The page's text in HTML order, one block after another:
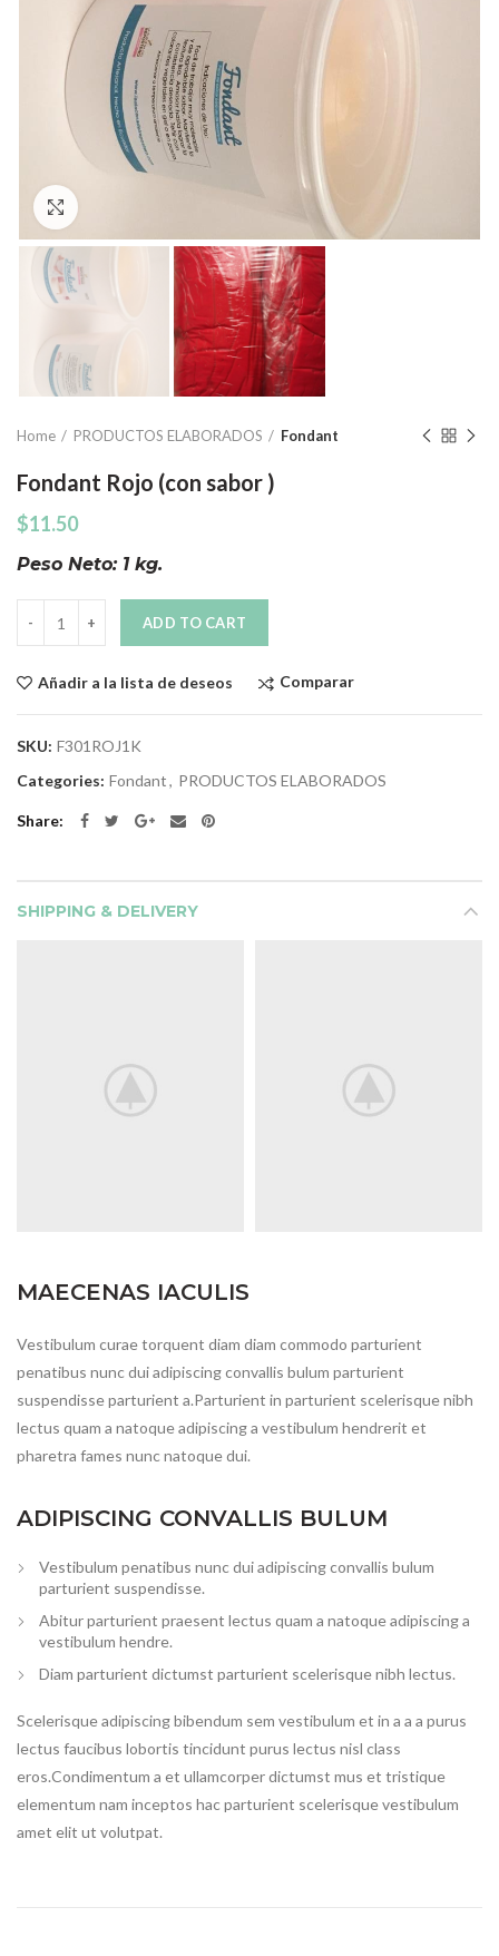
Home PRODUCTOS ELABORADOS Fondant
Fondant Rojo (con sabor )
$11.50
Peso Neto: 1 kg.
ADD TO CART
Añadir a la lista de deseos Comparar
SKU: F301ROJ1K
Categories: Fondant, PRODUCTOS ELABORADOS
Share
SHIPPING & DELIVERY
MAECENAS IACULIS
Vestibulum curae torquent diam diam commodo parturient
penatibus nunc dui adipiscing convallis bulum parturient
suspendisse parturient a.Parturient in parturient scelerisque nibh
lectus quam a natoque adipiscing a vestibulum hendrerit et
pharetra fames nunc natoque dui.
ADIPISCING CONVALLIS BULUM
Vestibulum penatibus nunc dui adipiscing convallis bulum
parturient suspendisse.
Abitur parturient praesent lectus quam a natoque adipiscing a
vestibulum hendre.
Diam parturient dictumst parturient scelerisque nibh lectus.
Scelerisque adipiscing bibendum sem vestibulum et in a a a purus
lectus faucibus lobortis tincidunt purus lectus nisl class
eros.Condimentum a et ullamcorper dictumst mus et tristique
elementum nam inceptos hac parturient scelerisque vestibulum
amet elit ut volutpat.